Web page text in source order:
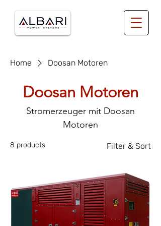
Home Doosan Motoren
Doosan Motoren
Stromerzeuger mit Doosan
Motoren
8 products Filter & Sort